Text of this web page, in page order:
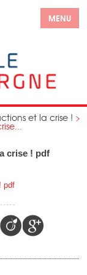
MENU
et la crise ! >
crise ! pdf
pdf